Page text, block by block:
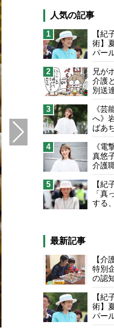
高木ブー
ケア
猫が母になつきま
息子の遠距離介護
兄がボケました
予防法
人気の記事
1
【紀
術】
パー
ぐ「
け方
2
兄が
介護
別送
3
《芸
へ》
ばあ
もら
飛ぶ
場は
4
《電
真悠
介護
ト経
た“
ちな
る」
5
【紀
「真
する
最新記事
【介
特別
の認
行語
律に
て現
【紀
術】
パー
ぐ「